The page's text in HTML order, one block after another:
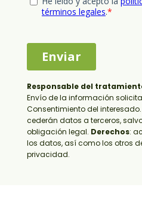
Responsable del
Envío de la información
Consentimiento del interesado.
cederán datos a terceros,
obligación legal. Derechos:
los datos, así como los otros
privacidad.